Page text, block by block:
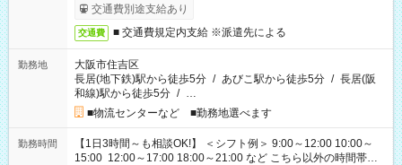
交通費別途支給あり
交通費 ■ 交通費規定内支給 ※派遣先による
勤務地
大阪市住吉区
長居(地下鉄)駅から徒歩5分 / あびこ駅から徒歩5分 / 長居(阪
和線)駅から徒歩5分 / …
■物流センターなど ■勤務地選べます
勤務時間
【1日3時間～も相談OK!】 ＜シフト例＞ 9:00～12:00 10:00～
15:00 12:00～17:00 18:00～21:00 など こちら以外の時間帯も